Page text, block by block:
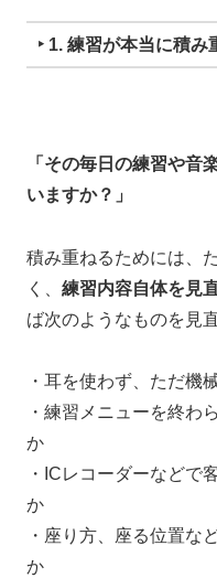
‣ 1. 練習が本当に積み
「その毎日の練習や音
いますか？」
積み重ねるためには、
く、 練習内容自体を見
ば次のようなものを見
・耳を使わず、ただ機
・練習メニューを終わ
か
・ICレコーダーなどで
か
・座り方、座る位置な
か